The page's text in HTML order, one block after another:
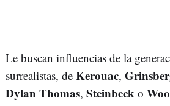
Le buscan influencias de la
surrealistas, de Kerouac,
Dylan Thomas, Steinbeck o